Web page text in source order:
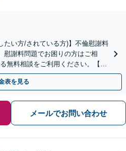
たい方/されている方)】不倫慰謝料
慰謝料問題でお困りの方はご相
無料相談をご利用ください。【不
表を見る
メールでお問い合わせ